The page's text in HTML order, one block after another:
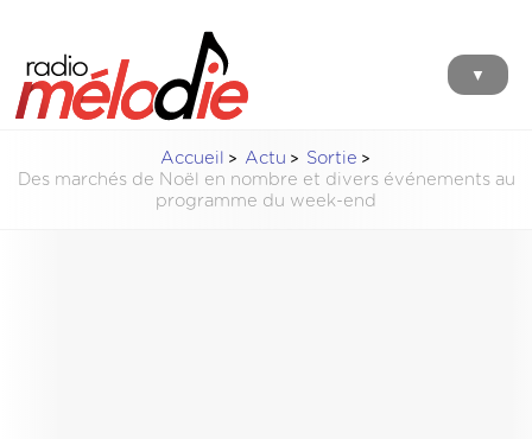
▼
Accueil Actu
Sortie
Des marchés de Noël en nombre et divers événements au
programme du week-end